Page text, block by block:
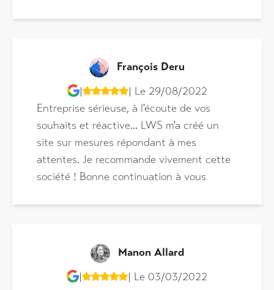
François Deru
|
| Le 29/08/2022
Entreprise sérieuse, à l'écoute de vos
souhaits et réactive... LWS m'a créé un
site sur mesures répondant à mes
attentes. Je recommande vivement cette
société ! Bonne continuation à vous
Manon Allard
|
| Le 03/03/2022